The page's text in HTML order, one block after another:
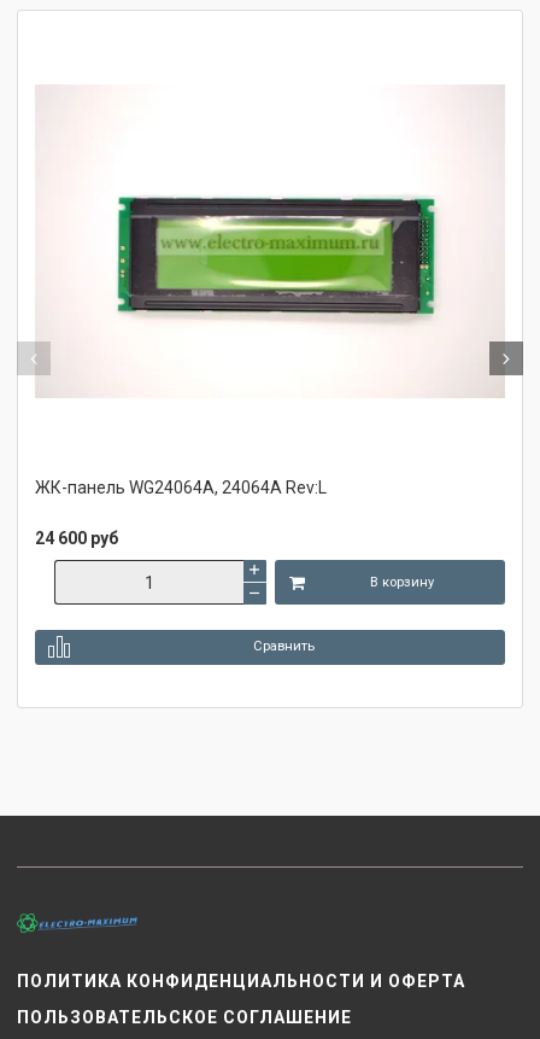
ЖК-панель WG24064A, 24064A Rev:L
24 600 руб
В корзину
Сравнить
ПОЛИТИКА КОНФИДЕНЦИАЛЬНОСТИ И ОФЕРТА
ПОЛЬЗОВАТЕЛЬСКОЕ СОГЛАШЕНИЕ